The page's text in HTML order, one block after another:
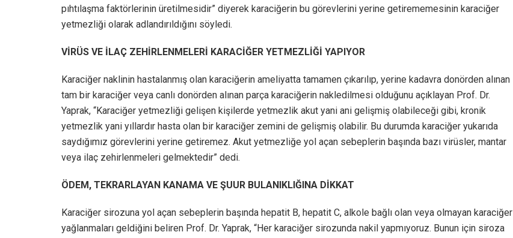
pıhtılaşma faktörlerinin üretilmesidir” diyerek karaciğerin bu görevlerini yerine getirememesinin karaciğer
yetmezliği olarak adlandırıldığını söyledi.
VİRÜS VE İLAÇ ZEHİRLENMELERİ KARACİĞER YETMEZLİĞİ YAPIYOR
Karaciğer naklinin hastalanmış olan karaciğerin ameliyatta tamamen çıkarılıp, yerine kadavra donörden alınan
tam bir karaciğer veya canlı donörden alınan parça karaciğerin nakledilmesi olduğunu açıklayan Prof. Dr.
Yaprak, “Karaciğer yetmezliği gelişen kişilerde yetmezlik akut yani ani gelişmiş olabileceği gibi, kronik
yetmezlik yani yıllardır hasta olan bir karaciğer zemini de gelişmiş olabilir. Bu durumda karaciğer yukarıda
saydığımız görevlerini yerine getiremez. Akut yetmezliğe yol açan sebeplerin başında bazı virüsler, mantar
veya ilaç zehirlenmeleri gelmektedir” dedi.
ÖDEM, TEKRARLAYAN KANAMA VE ŞUUR BULANIKLIĞINA DİKKAT
Karaciğer sirozuna yol açan sebeplerin başında hepatit B, hepatit C, alkole bağlı olan veya olmayan karaciğer
yağlanmaları geldiğini beliren Prof. Dr. Yaprak, “Her karaciğer sirozunda nakil yapmıyoruz. Bunun için siroza